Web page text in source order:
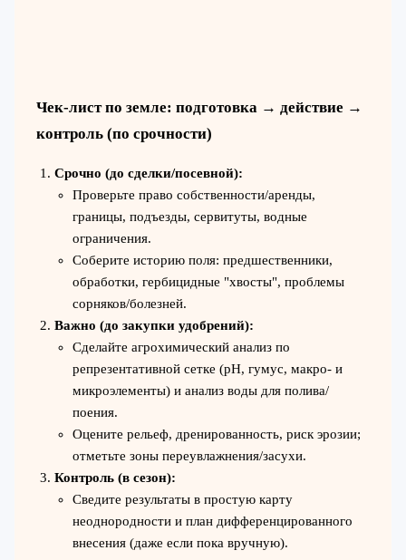
Чек-лист по земле: подготовка → действие →
контроль (по срочности)
Срочно (до сделки/посевной):
Проверьте право собственности/аренды,
границы, подъезды, сервитуты, водные
ограничения.
Соберите историю поля: предшественники,
обработки, гербицидные "хвосты", проблемы
сорняков/болезней.
Важно (до закупки удобрений):
Сделайте агрохимический анализ по
репрезентативной сетке (pH, гумус, макро- и
микроэлементы) и анализ воды для полива/
поения.
Оцените рельеф, дренированность, риск эрозии;
отметьте зоны переувлажнения/засухи.
Контроль (в сезон):
Сведите результаты в простую карту
неоднородности и план дифференцированного
внесения (даже если пока вручную).